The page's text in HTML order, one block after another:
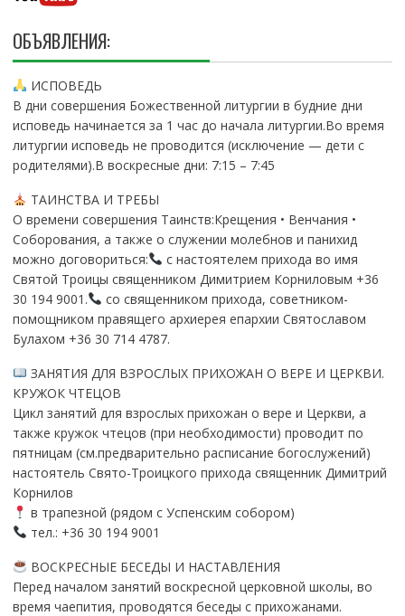
ОБЪЯВЛЕНИЯ:
ИСПОВЕДЬ
В дни совершения Божественной литургии в будние дни
исповедь начинается за 1 час до начала литургии.Во время
литургии исповедь не проводится (исключение — дети с
родителями).В воскресные дни: 7:15 – 7:45
ТАИНСТВА И ТРЕБЫ
О времени совершения Таинств:Крещения • Венчания •
Соборования, а также о служении молебнов и панихид
можно договориться:
с настоятелем прихода во имя
Святой Троицы священником Димитрием Корниловым +36
30 194 9001.
со священником прихода, советником-
помощником правящего архиерея епархии Святославом
Булахом +36 30 714 4787.
ЗАНЯТИЯ ДЛЯ ВЗРОСЛЫХ ПРИХОЖАН О ВЕРЕ И ЦЕРКВИ.
КРУЖОК ЧТЕЦОВ
Цикл занятий для взрослых прихожан о вере и Церкви, а
также кружок чтецов (при необходимости) проводит по
пятницам (см.предварительно расписание богослужений)
настоятель Свято-Троицкого прихода священник Димитрий
Корнилов
в трапезной (рядом с Успенским собором)
тел.: +36 30 194 9001
ВОСКРЕСНЫЕ БЕСЕДЫ И НАСТАВЛЕНИЯ
Перед началом занятий воскресной церковной школы, во
время чаепития, проводятся беседы с прихожанами.